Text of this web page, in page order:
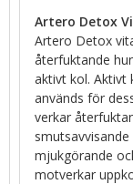
Artero Detox
Artero Detox
återfuktande
aktivt kol. Aktivt
används för
verkar
mjukgörande
motverkar